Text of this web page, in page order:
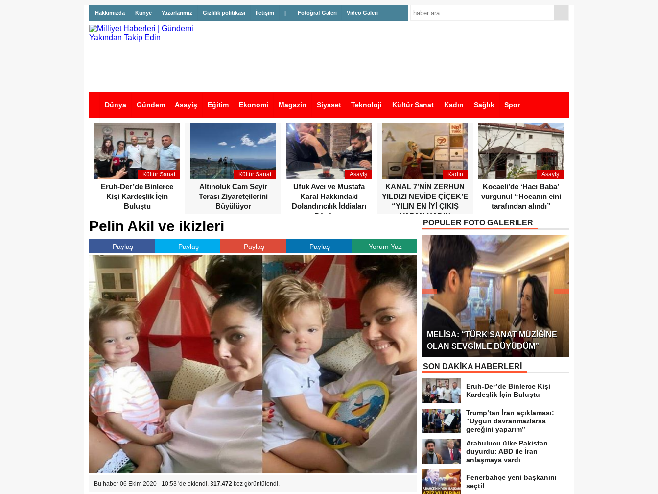
Hakkımızda Künye Yazarlarımız Gizlilik politikası İletişim | Fotoğraf Galeri Video Galeri
Dünya Gündem Asayiş Eğitim Ekonomi Magazin Siyaset Teknoloji Kültür Sanat Kadın Sağlık Spor
İş İlanları
Kültür Sanat
Eruh-Der’de Binlerce
Kişi Kardeşlik İçin
Buluştu
Kültür Sanat
Altınoluk Cam Seyir
Terası Ziyaretçilerini
Büyülüyor
Asayiş
Ufuk Avcı ve Mustafa
Karal Hakkındaki
Dolandırıcılık İddiaları
Büyüyor
Kadın
KANAL 7’NİN ZERHUN
YILDIZI NEVİDE ÇİÇEK’E
“YILIN EN İYİ ÇIKIŞ
YAPAN KADIN
OYUNCUSU” ÖDÜLÜ!
Asayiş
Kocaeli’de ‘Hacı Baba’
vurgunu! “Hocanın cini
tarafından alındı”
Pelin Akil ve ikizleri
Paylaş Paylaş Paylaş Paylaş Yorum Yaz
Bu haber 06 Ekim 2020 - 10:53 'de eklendi. 317.472 kez görüntülendi.
POPÜLER FOTO GALERİLER
MELISA: “TÜRK SANAT MÜZIĞINE
OLAN SEVGIMLE BÜYÜDÜM”
SON DAKİKA HABERLERİ
Eruh-Der’de Binlerce Kişi
Kardeşlik İçin Buluştu
Trump’tan İran açıklaması:
“Uygun davranmazlarsa
gereğini yaparım”
Arabulucu ülke Pakistan
duyurdu: ABD ile İran
anlaşmaya vardı
Fenerbahçe yeni başkanını
seçti!